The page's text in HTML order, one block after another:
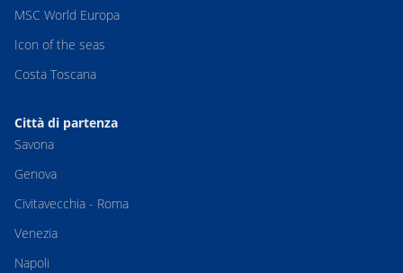
MSC World Europa
Icon of the seas
Costa Toscana
Città di partenza
Savona
Genova
Civitavecchia - Roma
Venezia
Napoli